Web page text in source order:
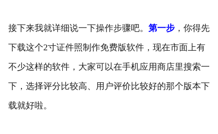
接下来我就详细说一下操作步骤吧。 第一步，你得先
下载这个2寸证件照制作免费版软件，现在市面上有
不少这样的软件，大家可以在手机应用商店里搜索一
下，选择评分比较高、用户评价比较好的那个版本下
载就好啦。